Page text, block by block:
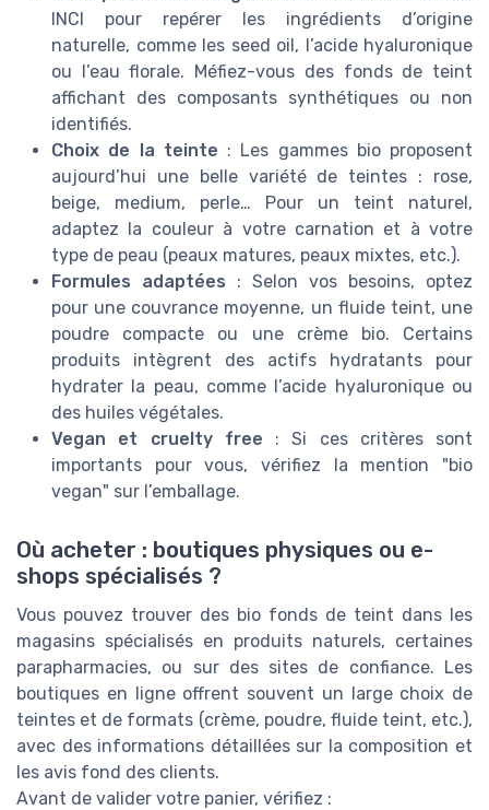
INCI pour repérer les ingrédients d’origine
naturelle, comme les seed oil, l’acide hyaluronique
ou l’eau florale. Méfiez-vous des fonds de teint
affichant des composants synthétiques ou non
identifiés.
Choix de la teinte : Les gammes bio proposent
aujourd’hui une belle variété de teintes : rose,
beige, medium, perle… Pour un teint naturel,
adaptez la couleur à votre carnation et à votre
type de peau (peaux matures, peaux mixtes, etc.).
Formules adaptées : Selon vos besoins, optez
pour une couvrance moyenne, un fluide teint, une
poudre compacte ou une crème bio. Certains
produits intègrent des actifs hydratants pour
hydrater la peau, comme l’acide hyaluronique ou
des huiles végétales.
Vegan et cruelty free : Si ces critères sont
importants pour vous, vérifiez la mention "bio
vegan" sur l’emballage.
Où acheter : boutiques physiques ou e-
shops spécialisés ?
Vous pouvez trouver des bio fonds de teint dans les
magasins spécialisés en produits naturels, certaines
parapharmacies, ou sur des sites de confiance. Les
boutiques en ligne offrent souvent un large choix de
teintes et de formats (crème, poudre, fluide teint, etc.),
avec des informations détaillées sur la composition et
les avis fond des clients.
Avant de valider votre panier, vérifiez :